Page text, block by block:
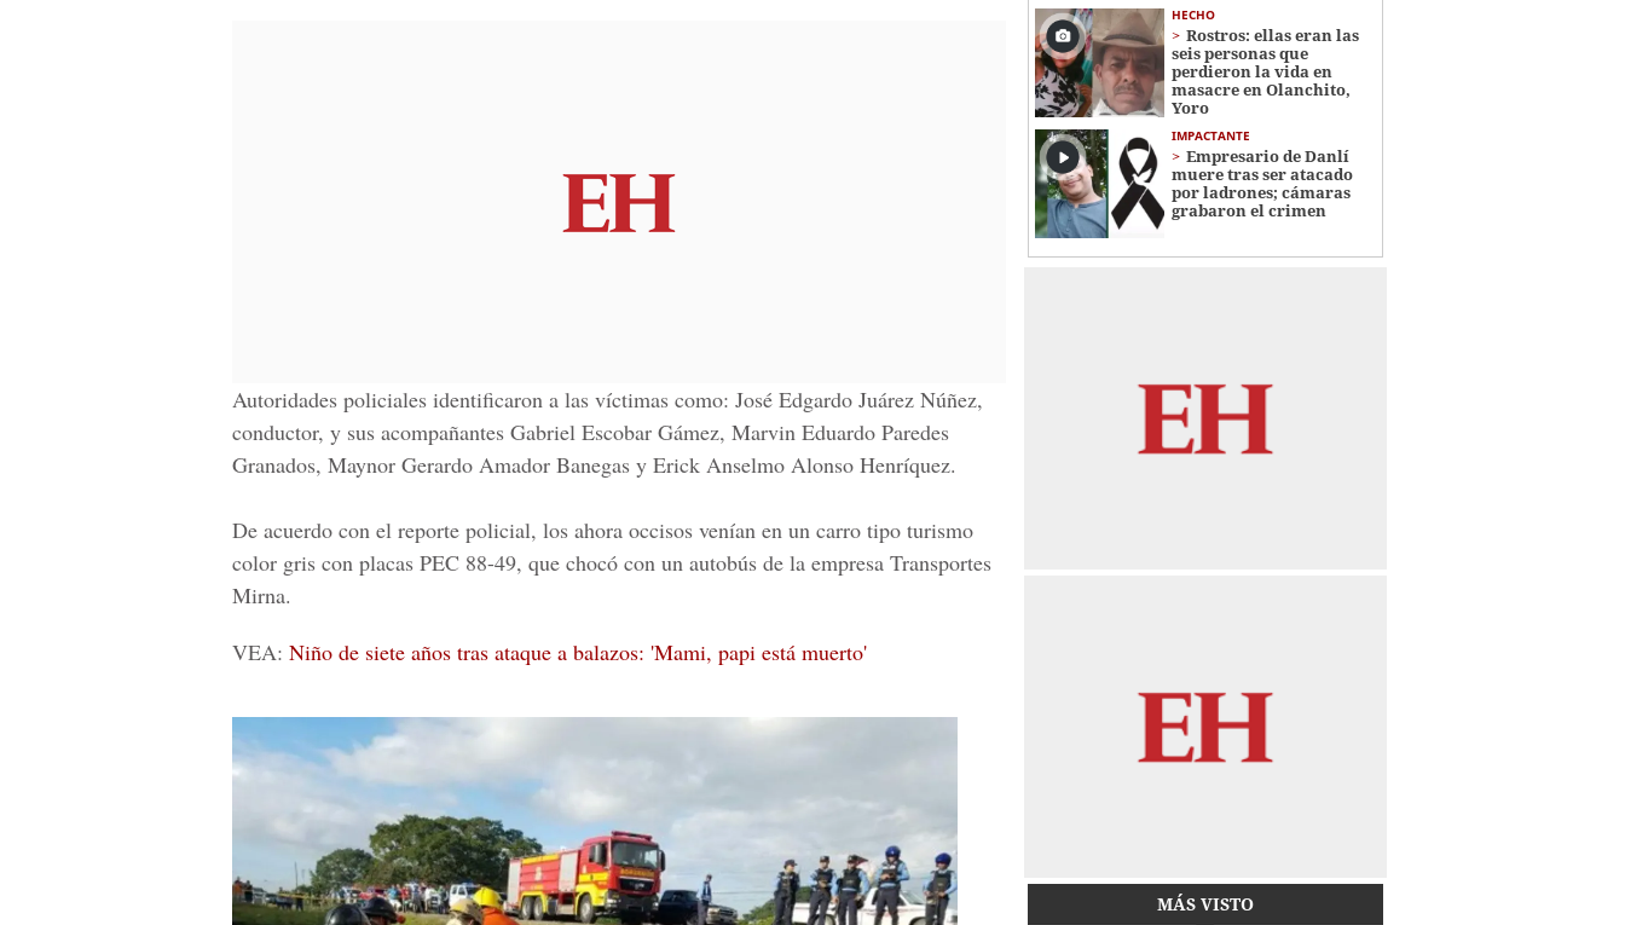
Autoridades policiales identificaron a las víctimas como: José Edgardo Juárez Núñez,
conductor, y sus acompañantes Gabriel Escobar Gámez, Marvin Eduardo Paredes
Granados, Maynor Gerardo Amador Banegas y Erick Anselmo Alonso Henríquez.
De acuerdo con el reporte policial, los ahora occisos venían en un carro tipo turismo
color gris con placas PEC 88-49, que chocó con un autobús de la empresa Transportes
Mirna.
VEA: Niño de siete años tras ataque a balazos: 'Mami, papi está muerto'
HECHO
Rostros: ellas eran las
seis personas que
perdieron la vida en
masacre en Olanchito,
Yoro
IMPACTANTE
Empresario de Danlí
muere tras ser atacado
por ladrones; cámaras
grabaron el crimen
MÁS VISTO